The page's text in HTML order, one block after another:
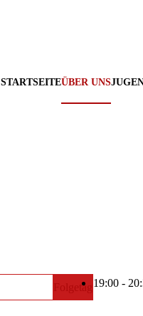
STARTSEITEÜBER UNS
Folgetag 19:00 -